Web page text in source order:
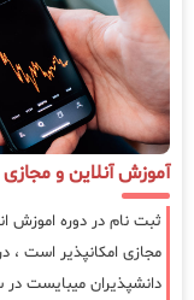
آموزش آنلاین و مجازی
ثبت نام در دوره اموزش
مجازی امکانپذیر است ،
دانشپذیران میبایست